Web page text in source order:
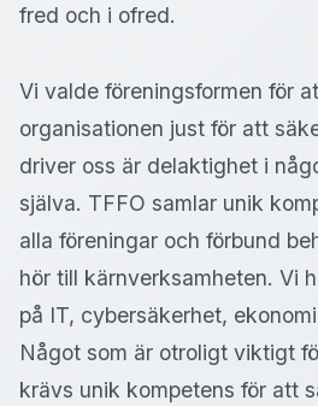
fred och i ofred.
Vi valde föreningsformen för
organisationen just för att
driver oss är delaktighet i
själva. TFFO samlar unik
alla föreningar och förbund
hör till kärnverksamheten. Vi
på IT, cybersäkerhet,
Något som är otroligt viktigt
krävs unik kompetens för att